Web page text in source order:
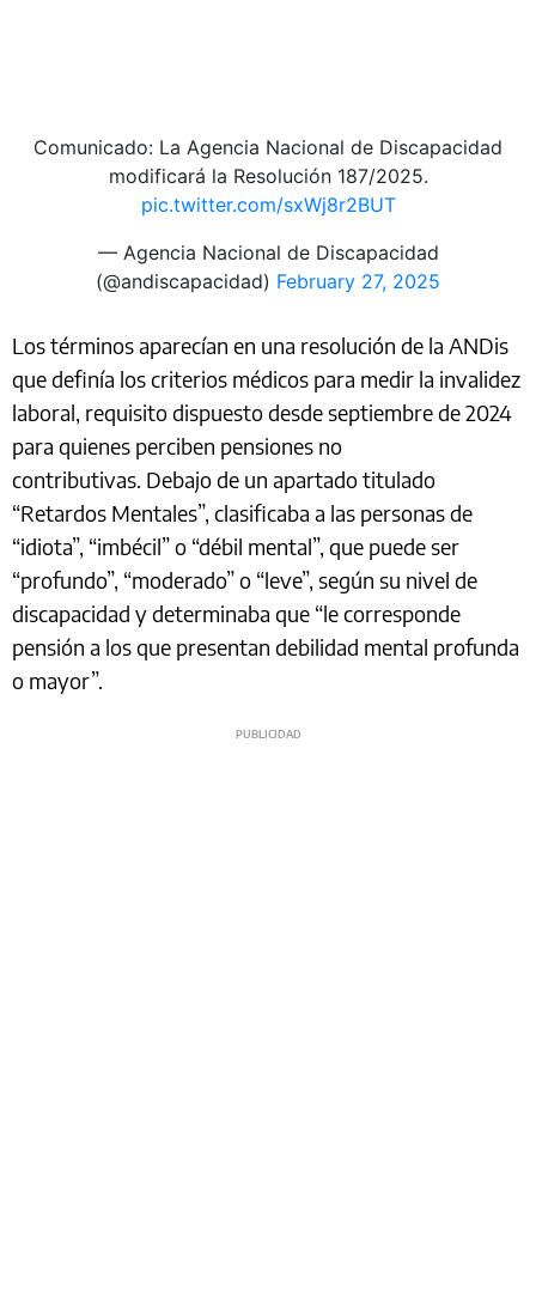
Comunicado: La Agencia Nacional de Discapacidad
modificará la Resolución 187/2025.
pic.twitter.com/sxWj8r2BUT
— Agencia Nacional de Discapacidad
(@andiscapacidad) February 27, 2025
Los términos aparecían en una resolución de la ANDis
que definía los criterios médicos para medir la invalidez
laboral, requisito dispuesto desde septiembre de 2024
para quienes perciben pensiones no
contributivas. Debajo de un apartado titulado
“Retardos Mentales”, clasificaba a las personas de
“idiota”, “imbécil” o “débil mental”, que puede ser
“profundo”, “moderado” o “leve”, según su nivel de
discapacidad y determinaba que “le corresponde
pensión a los que presentan debilidad mental profunda
o mayor”.